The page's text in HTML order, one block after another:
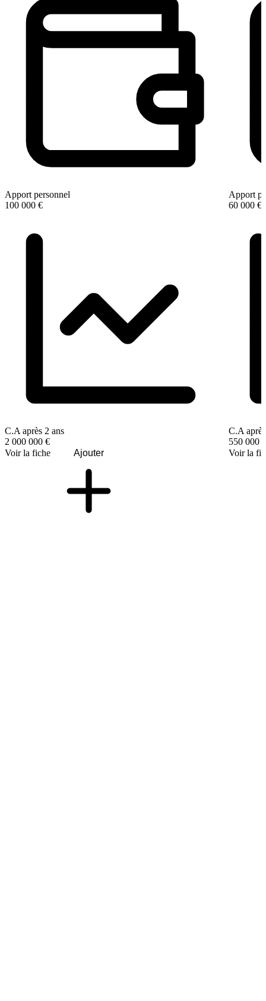
Apport personnel
100 000 €
C.A après 2 ans
2 000 000 €
Voir la fiche
Ajouter
Apport
60 000 €
C.A
550 000 €
Voir la